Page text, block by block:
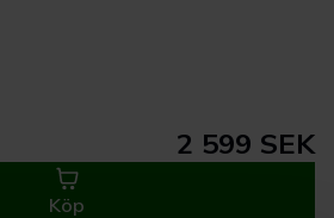
2 599 SEK
Köp